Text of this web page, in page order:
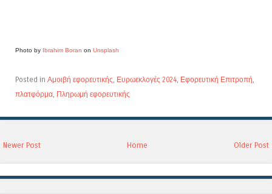
Photo by Ibrahim Boran on Unsplash
Posted in Αμοιβή εφορευτικής, Ευρωεκλογές 2024, Εφορευτική Επιτροπή,
πλατφόρμα, Πληρωμή εφορευτικής
Newer Post Older Post
Home